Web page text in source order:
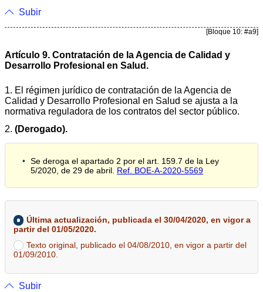
Subir
[Bloque 10: #a9]
Artículo 9. Contratación de la Agencia de Calidad y
Desarrollo Profesional en Salud.
1. El régimen jurídico de contratación de la Agencia de
Calidad y Desarrollo Profesional en Salud se ajusta a la
normativa reguladora de los contratos del sector público.
2. (Derogado).
Se deroga el apartado 2 por el art. 159.7 de la Ley
5/2020, de 29 de abril. Ref. BOE-A-2020-5569
Última actualización, publicada el 30/04/2020, en vigor a
partir del 01/05/2020.
Texto original, publicado el 04/08/2010, en vigor a partir del
01/09/2010.
Subir